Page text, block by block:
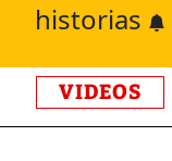
historias
VIDEOS